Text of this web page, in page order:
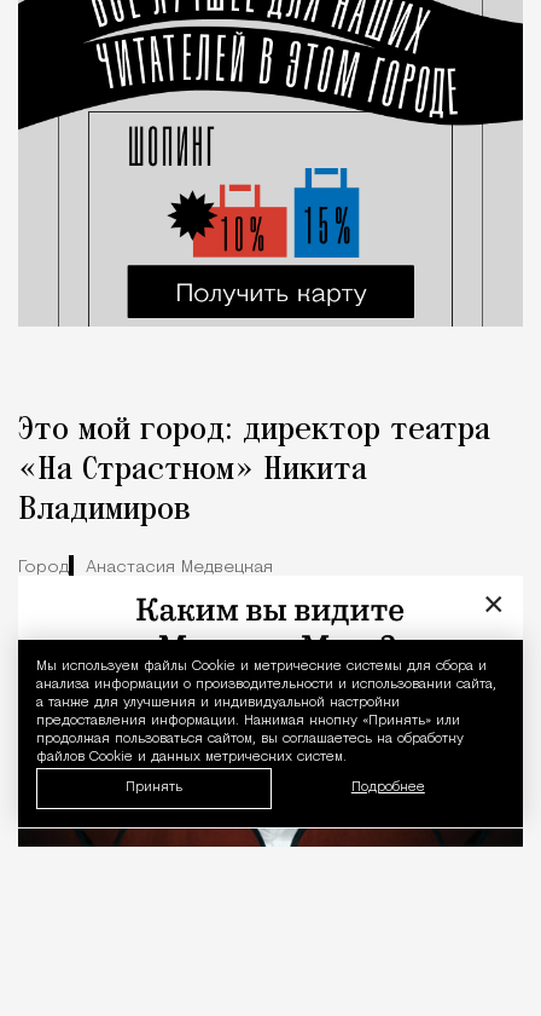
Уведомление
Мы используем файлы Сookie и метрические системы для сбора и
анализа информации о производительности и использовании сайта,
а также для улучшения и индивидуальной настройки
предоставления информации. Нажимая кнопку «Принять» или
продолжая пользоваться сайтом, вы соглашаетесь на обработку
файлов Cookie и данных метрических систем.
Принять Подробнее
Это мой город: директор театра
«На Страстном» Никита
Владимиров
Город Анастасия Медвецкая
×